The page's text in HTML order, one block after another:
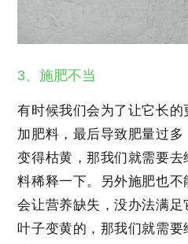
3、施肥不当
有时候我们会为了让它长
加肥料，最后导致肥量过
变得枯黄，那我们就需要
料稀释一下。另外施肥也
会让营养缺失，没办法满
叶子变黄的，那我们就需要